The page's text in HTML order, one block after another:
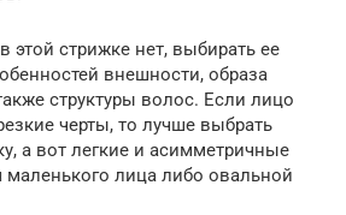
этой стрижке нет, выбирать ее
внешности, образа
структуры волос. Если лицо
черты, то лучше выбрать
а вот легкие и асимметричные
маленького лица либо овальной